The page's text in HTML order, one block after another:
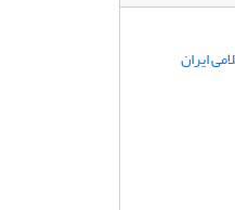
ایران